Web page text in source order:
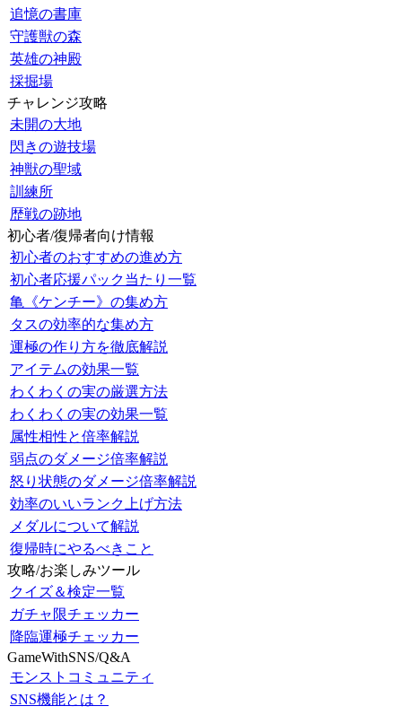
追憶の書庫
守護獣の森
英雄の神殿
採掘場
チャレンジ攻略
未開の大地
閃きの遊技場
神獣の聖域
訓練所
歴戦の跡地
初心者/復帰者向け情報
初心者のおすすめの進め方
初心者応援パック当たり一覧
亀《ケンチー》の集め方
タスの効率的な集め方
運極の作り方を徹底解説
アイテムの効果一覧
わくわくの実の厳選方法
わくわくの実の効果一覧
属性相性と倍率解説
弱点のダメージ倍率解説
怒り状態のダメージ倍率解説
効率のいいランク上げ方法
メダルについて解説
復帰時にやるべきこと
攻略/お楽しみツール
クイズ＆検定一覧
ガチャ限チェッカー
降臨運極チェッカー
GameWithSNS/Q&A
モンストコミュニティ
SNS機能とは？